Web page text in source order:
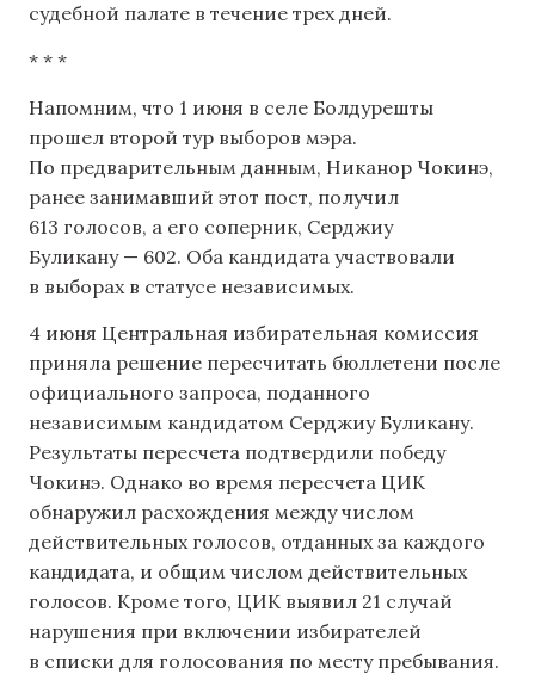
судебной палате в течение трех дней.
* * *
Напомним, что 1 июня в селе Болдурешты
прошел второй тур выборов мэра.
По предварительным данным, Никанор Чокинэ,
ранее занимавший этот пост, получил
613 голосов, а его соперник, Серджиу
Буликану — 602. Оба кандидата участвовали
в выборах в статусе независимых.
4 июня Центральная избирательная комиссия
приняла решение пересчитать бюллетени после
официального запроса, поданного
независимым кандидатом Серджиу Буликану.
Результаты пересчета подтвердили победу
Чокинэ. Однако во время пересчета ЦИК
обнаружил расхождения между числом
действительных голосов, отданных за каждого
кандидата, и общим числом действительных
голосов. Кроме того, ЦИК выявил 21 случай
нарушения при включении избирателей
в списки для голосования по месту пребывания.